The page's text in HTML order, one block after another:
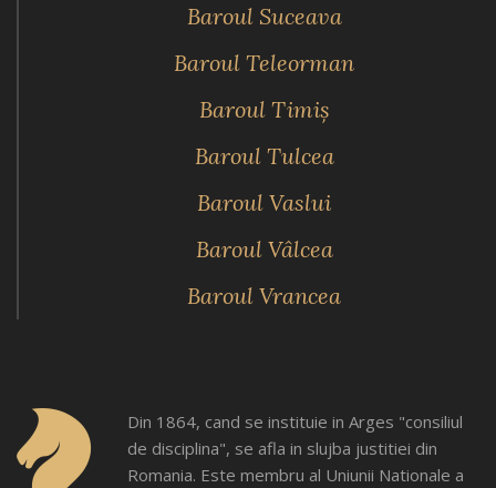
Baroul Suceava
Baroul Teleorman
Baroul Timiş
Baroul Tulcea
Baroul Vaslui
Baroul Vâlcea
Baroul Vrancea
Din 1864, cand se instituie in Arges "consiliul
de disciplina", se afla in slujba justitiei din
Romania. Este membru al Uniunii Nationale a